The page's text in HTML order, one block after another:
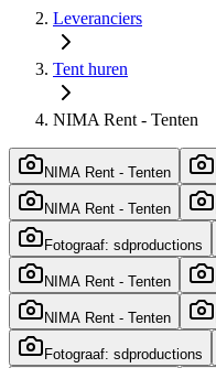
Leveranciers
Tent huren
NIMA Rent - Tenten
NIMA Rent - Tenten
NIMA Rent - Tenten
Fotograaf: sdproductions
NIMA Rent - Tenten
NIMA Rent - Tenten
Fotograaf: sdproductions